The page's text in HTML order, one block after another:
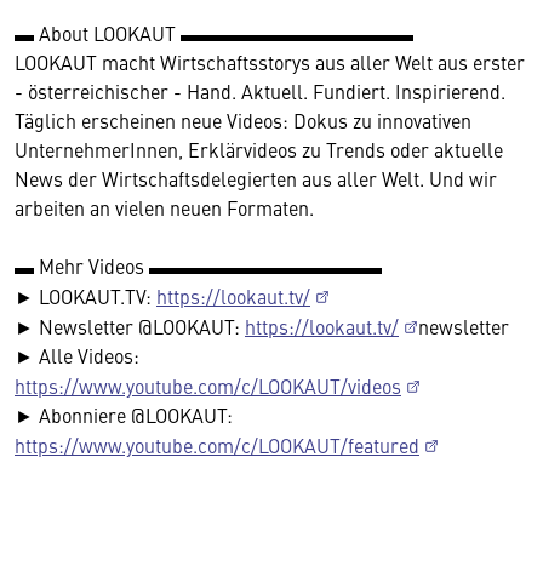
▬ About LOOKAUT ▬▬▬▬▬▬▬▬▬▬▬▬
LOOKAUT macht Wirtschaftsstorys aus aller Welt aus erster
- österreichischer - Hand. Aktuell. Fundiert. Inspirierend.
Täglich erscheinen neue Videos: Dokus zu innovativen
UnternehmerInnen, Erklärvideos zu Trends oder aktuelle
News der Wirtschaftsdelegierten aus aller Welt. Und wir
arbeiten an vielen neuen Formaten.
▬ Mehr Videos ▬▬▬▬▬▬▬▬▬▬▬▬
► LOOKAUT.TV: https://lookaut.tv/
► Newsletter @LOOKAUT: https://lookaut.tv/
newsletter
► Alle Videos:
https://www.youtube.com/c/LOOKAUT/videos
► Abonniere @LOOKAUT:
https://www.youtube.com/c/LOOKAUT/featured